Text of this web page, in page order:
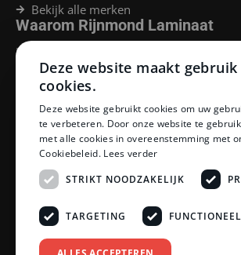
Bekijk alle merken
Waarom Rijnmond Laminaat
Legservice
Laminaat Capelle aan den Ijssel
Laminaat voor vloerverwarming
Klantenservice
Betaalmethoden
Openingstijden showroom
Afhalen en bezorgen
Retourprocedure
Veelgestelde vragen
Legservice
Neem contact op
Reviewpolicy
Deze website maakt gebruik
cookies.
Deze website gebruikt cookies om uw
te verbeteren. Door onze website te
met alle cookies in overeenstemming met
Cookiebeleid. Lees verder
STRIKT NOODZAKELIJK
TARGETING FUNCTIONEEL